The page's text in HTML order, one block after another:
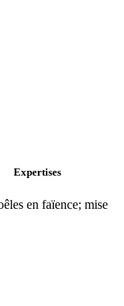
Expertises
en faïence; mise